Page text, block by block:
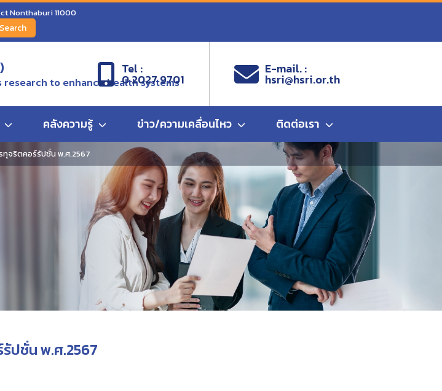
Nonthaburi 11000
Search
to enhance health systems
Tel :
0 2027 9701
E-mail. :
hsri@hsri.or.th
คลังความรู้ ข่าว/ความเคลื่อนไหว ติดต่อเรา
ทุจริตคอร์รัปชั่น พ.ศ.2567
ปชั่น พ.ศ.2567